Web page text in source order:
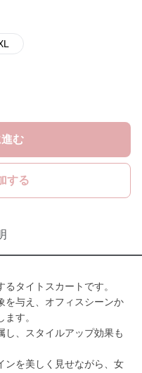
む
する
タイトスカートです。
を与え、オフィスシーンか
す。
し、スタイルアップ効果も
ンを美しく見せながら、女